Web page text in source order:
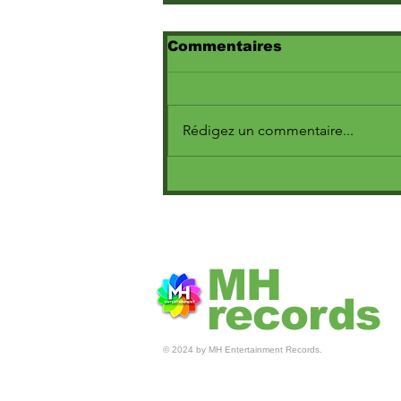
parcours,muay thaï et
Commentaires
Rédigez un commentaire...
MH
records
© 2024 by MH Entertainment Records.